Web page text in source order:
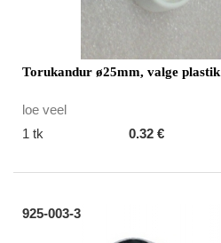
Torukandur ø25mm, valge plastik
loe veel
1 tk
0.32 €
925-003-3